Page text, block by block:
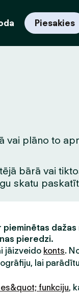
Piesakies
vai plāno to
bārā vai
skatu
pieminētas dažas
pieredzi.
jāizveido konts.
lai
funkciju,